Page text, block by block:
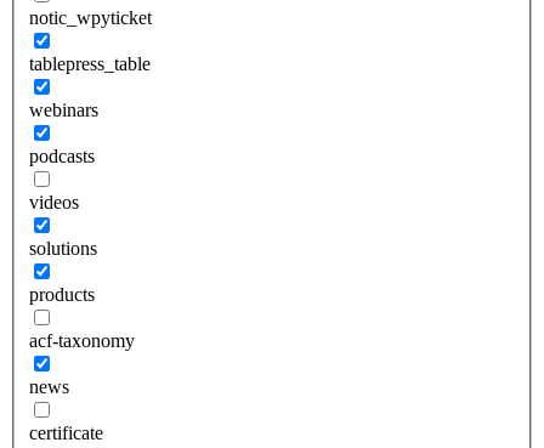
notic_wpyticket
tablepress_table
webinars
podcasts
videos
solutions
products
acf-taxonomy
news
certificate